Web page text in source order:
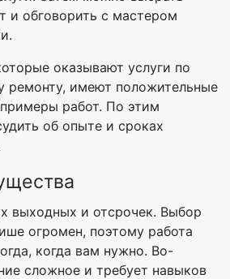
и обговорить с мастером
оказывают услуги по
ремонту, имеют положительные
работ. По этим
об опыте и сроках
выходных и отсрочек. Выбор
огромен, поэтому работа
когда вам нужно. Во-
сложное и требует навыков